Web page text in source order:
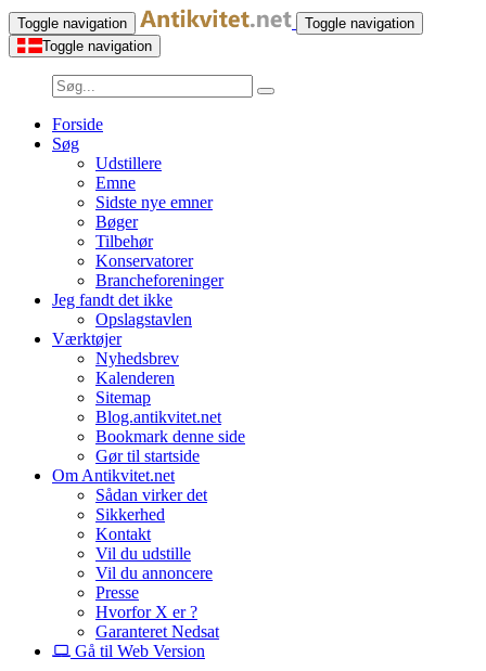
Toggle navigation
Toggle navigation
Toggle navigation
Forside
Søg
Udstillere
Emne
Sidste nye emner
Bøger
Tilbehør
Konservatorer
Brancheforeninger
Jeg fandt det ikke
Opslagstavlen
Værktøjer
Nyhedsbrev
Kalenderen
Sitemap
Blog.antikvitet.net
Bookmark denne side
Gør til startside
Om Antikvitet.net
Sådan virker det
Sikkerhed
Kontakt
Vil du udstille
Vil du annoncere
Presse
Hvorfor X er ?
Garanteret Nedsat
Gå til Web Version